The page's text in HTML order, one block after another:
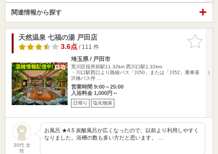
関連情報から探す
お気に入
りに追加
天然温泉 七福の湯 戸田店
3.6点/ 111 件
埼玉県 / 戸田市
荒川区役所前駅11.32km 西川口駅1.32km
・川口駅西口より路線バス「川50」または「川52」乗車喜
沢橋バス停 …
営業時間 9:00～25:00
入浴料金 1,000円～
日帰り 塩化物泉
30代 女
性
お風呂 ★4.5 炭酸風呂が広くなったので、以前より利用しやすく
なりました。浴槽の数も多い方だと思います。 …